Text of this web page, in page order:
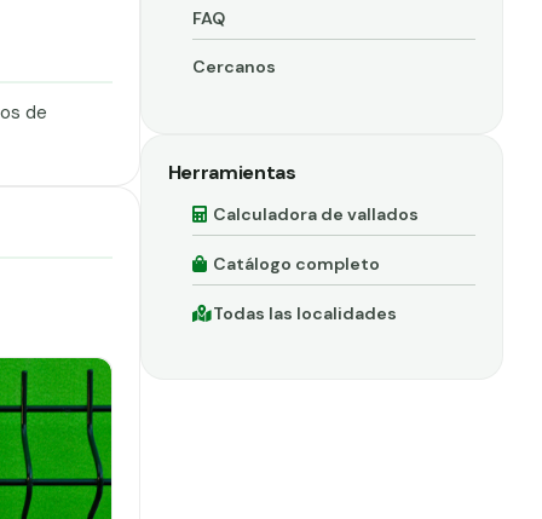
de
FAQ
Cercanos
Herramientas
Calculadora de vallados
Catálogo completo
Todas las localidades